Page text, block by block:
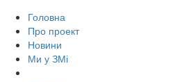
Головна
Про проект
Новини
Ми у ЗМі